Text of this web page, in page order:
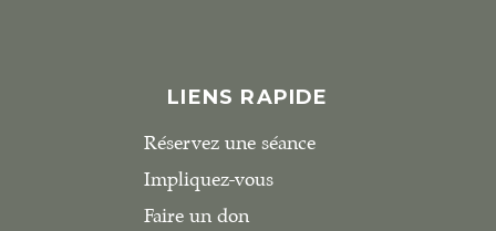
LIENS RAPIDE
Réservez une séance
Impliquez-vous
Faire un don